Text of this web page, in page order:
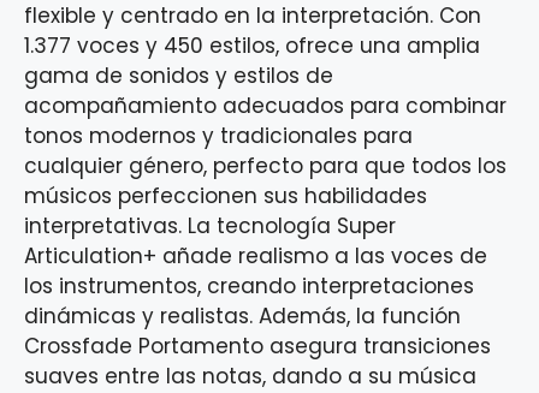
flexible y centrado en la interpretación. Con
1.377 voces y 450 estilos, ofrece una amplia
gama de sonidos y estilos de
acompañamiento adecuados para combinar
tonos modernos y tradicionales para
cualquier género, perfecto para que todos los
músicos perfeccionen sus habilidades
interpretativas. La tecnología Super
Articulation+ añade realismo a las voces de
los instrumentos, creando interpretaciones
dinámicas y realistas. Además, la función
Crossfade Portamento asegura transiciones
suaves entre las notas, dando a su música